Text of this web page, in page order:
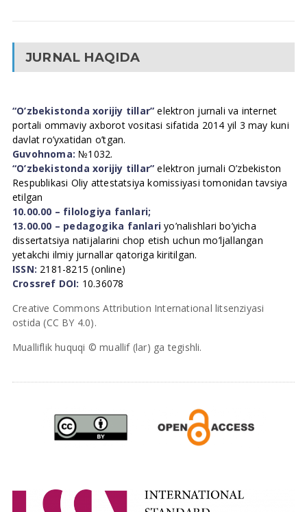
JURNAL HAQIDA
“O’zbekistonda xorijiy tillar” elektron jurnali va internet
portali ommaviy axborot vositasi sifatida 2014 yil 3 may kuni
davlat ro’yxatidan o’tgan.
Guvohnoma: №1032.
“O’zbekistonda xorijiy tillar” elektron jurnali O’zbekiston
Respublikasi Oliy attestatsiya komissiyasi tomonidan tavsiya
etilgan
10.00.00 – filologiya fanlari;
13.00.00 – pedagogika fanlari yo’nalishlari bo’yicha
dissertatsiya natijalarini chop etish uchun mo’ljallangan
yetakchi ilmiy jurnallar qatoriga kiritilgan.
ISSN: 2181-8215 (online)
Crossref DOI: 10.36078
Creative Commons Attribution International litsenziyasi
ostida (CC BY 4.0).
Mualliflik huquqi © muallif (lar) ga tegishli.